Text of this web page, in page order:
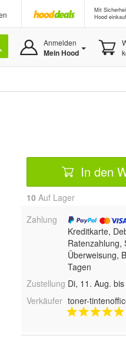
Mit
Hood
Anmelden
Mein Hood
In den
10 Auf Lager
Zahlung
Kreditkarte,
Ratenzahlung,
Überweisung,
Tagen
Zustellung Di, 11. Aug.
Verkäufer toner-